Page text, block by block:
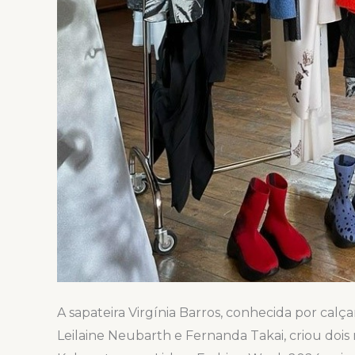
A sapateira Virgínia Barros, conhecida por
Leilaine Neubarth e Fernanda Takai, criou